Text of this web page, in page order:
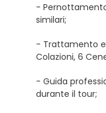
-
similari;
- Trattamento
Colazioni, 6
- Guida
durante il tour;